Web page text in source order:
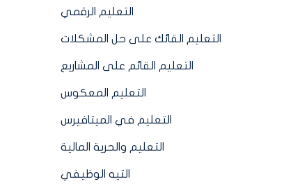
التعليم الرقمي
التعليم القائك على حل المشكلات
التعليم القائم على المشاريع
التعليم المعكوس
التعليم في الميتافيرس
التعليم والحرية المالية
التيه الوظيفي